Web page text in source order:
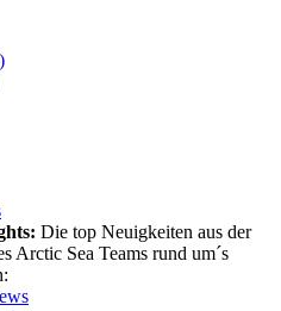
Die top Neuigkeiten aus der
Arctic Sea Teams rund um´s